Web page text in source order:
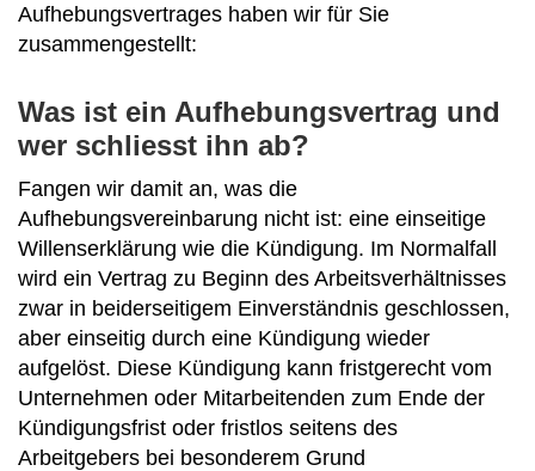
Aufhebungsvertrages haben wir für Sie
zusammengestellt:
Was ist ein Aufhebungsvertrag und
wer schliesst ihn ab?
Fangen wir damit an, was die
Aufhebungsvereinbarung nicht ist: eine einseitige
Willenserklärung wie die Kündigung. Im Normalfall
wird ein Vertrag zu Beginn des Arbeitsverhältnisses
zwar in beiderseitigem Einverständnis geschlossen,
aber einseitig durch eine Kündigung wieder
aufgelöst. Diese Kündigung kann fristgerecht vom
Unternehmen oder Mitarbeitenden zum Ende der
Kündigungsfrist oder fristlos seitens des
Arbeitgebers bei besonderem Grund